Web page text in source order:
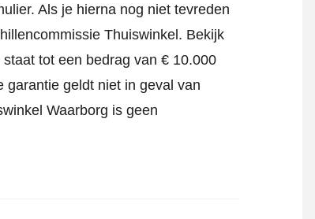
. Als je hierna nog niet tevreden
Thuiswinkel. Bekijk
tot een bedrag van € 10.000
garantie geldt niet in geval van
Waarborg is geen